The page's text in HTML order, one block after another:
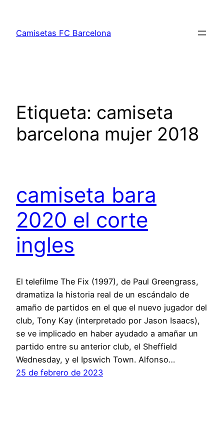
contenido
Camisetas FC Barcelona
Etiqueta: camiseta
barcelona mujer 2018
camiseta bara
2020 el corte
ingles
El telefilme The Fix (1997), de Paul Greengrass,
dramatiza la historia real de un escándalo de
amaño de partidos en el que el nuevo jugador del
club, Tony Kay (interpretado por Jason Isaacs),
se ve implicado en haber ayudado a amañar un
partido entre su anterior club, el Sheffield
Wednesday, y el Ipswich Town. Alfonso…
25 de febrero de 2023